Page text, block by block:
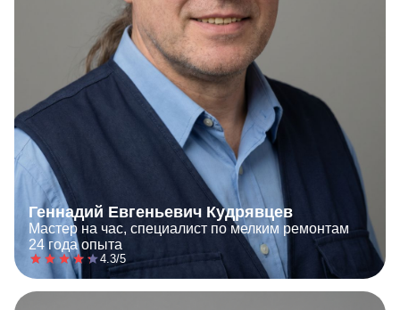
Геннадий Евгеньевич Кудрявцев
Мастер на час, специалист по мелким ремонтам
24 года опыта
4.3/5